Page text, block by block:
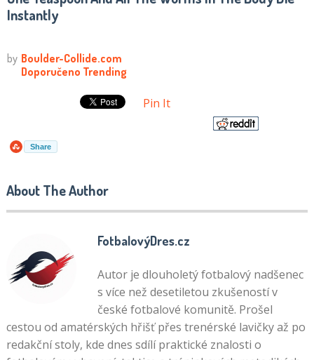
Instantly
Pin It
Share
About The Author
FotbalovýDres.cz
Autor je dlouholetý fotbalový nadšenec
s více než desetiletou zkušeností v
české fotbalové komunitě. Prošel
cestou od amatérských hřišť přes trenérské lavičky až po
redakční stoly, kde dnes sdílí praktické znalosti o